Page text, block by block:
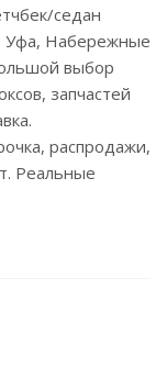
седан
Уфа, Набережные
выбор
запчастей
распродажи,
Реальные